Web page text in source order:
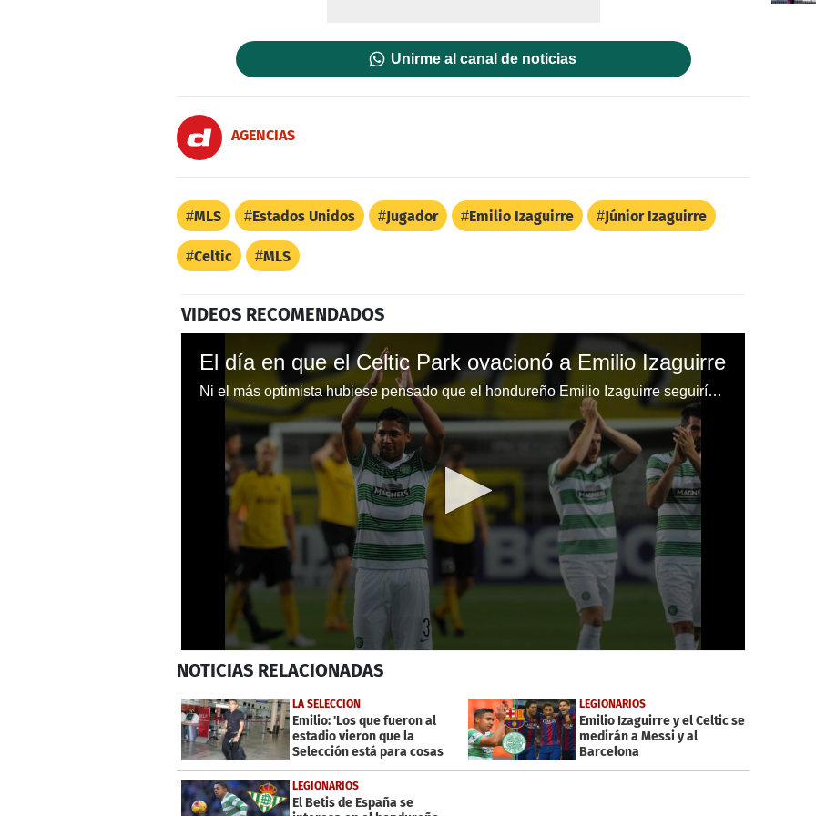
Unirme al canal de noticias
AGENCIAS
MLS Estados Unidos Jugador Emilio Izaguirre Júnior Izaguirre
Celtic MLS
VIDEOS RECOMENDADOS
El día en que el Celtic Park ovacionó a Emilio Izaguirre
Ni el más optimista hubiese pensado que el hondureño Emilio Izaguirre seguiría la próxima temporada con el Celtic, debido a las pocas oportunidades que ha tenido desde la llegada de Brendan Rodgers al conjunto escocés.
seconds
2
minutes,
15
secondsVolume
0%
NOTICIAS RELACIONADAS
LA SELECCIÓN
Emilio: 'Los que fueron al
estadio vieron que la
Selección está para cosas
grandes'
LEGIONARIOS
Emilio Izaguirre y el Celtic se
medirán a Messi y al
Barcelona
LEGIONARIOS
El Betis de España se